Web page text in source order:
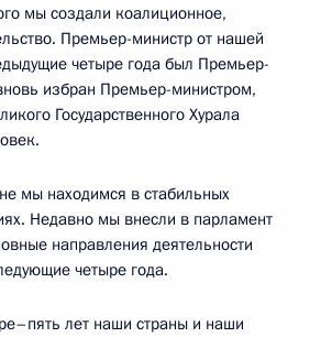
мы создали коалиционное,
Премьер-министр от нашей
четыре года был Премьер-
избран Премьер-министром,
Государственного Хурала
мы находимся в стабильных
Недавно мы внесли в парламент
направления деятельности
четыре года.
лет наши страны и наши